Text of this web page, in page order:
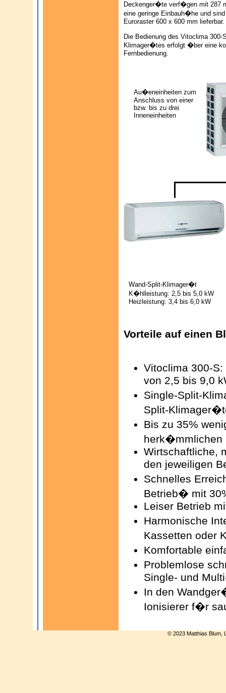
Deckenger�te verf�gen mit 287
eine geringe Einbauh�he und
Euroraster 600 x 600 mm lieferbar.
Die Bedienung des Vitoclima 300-
Klimager�tes erfolgt �ber eine
Fernbedienung.
Au�eneinheiten zum
Anschluss von einer
bzw. bis zu drei
Inneneinheiten
Wand-Split-Klimager�t
K�hlleistung: 2,5 bis 5,0 kW
Heizleistung: 3,4 bis 6,0 kW
Vorteile auf einen
Vitoclima 300-
von 2,5 bis 9,0
Single-Split-
Split-
Bis zu 35%
herk�mmlichen
Wirtschaftliche,
den jeweiligen
Schnelles
Betrieb� mit
Leiser Betrieb
Harmonische
Kassetten oder
Komfortable
Problemlose
Single- und
In den
Ionisierer f�r
© 2023 Matthias Blum,